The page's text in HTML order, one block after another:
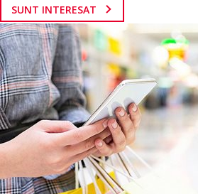
SUNT INTERESAT